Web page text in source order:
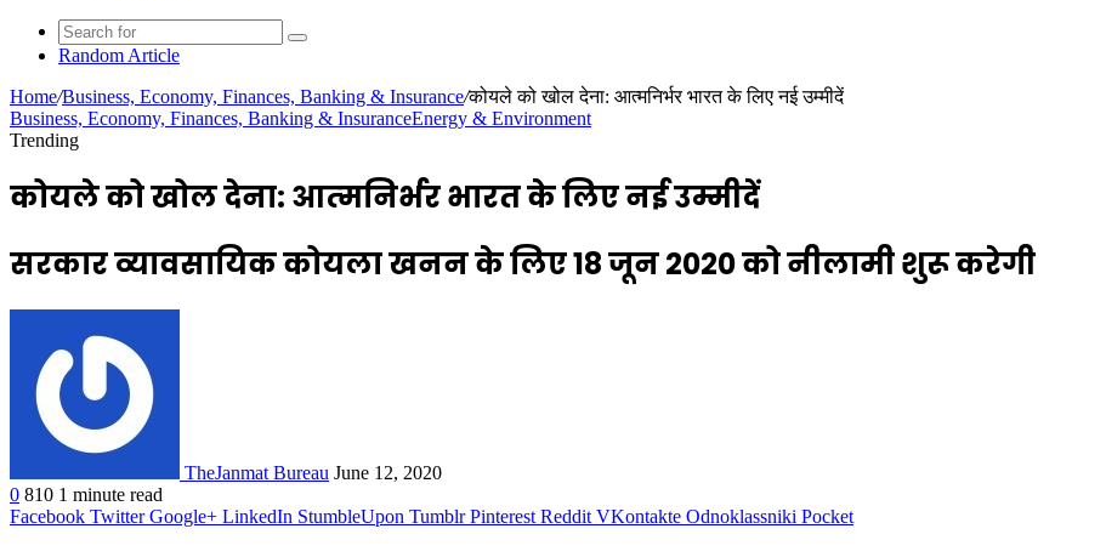
Random Article
Home/Business, Economy, Finances, Banking & Insurance/कोयले को खोल देना: आत्‍मनिर्भर भारत के लिए नई उम्‍मीदें
Business, Economy, Finances, Banking & InsuranceEnergy & Environment
Trending
कोयले को खोल देना: आत्‍मनिर्भर भारत के लिए नई उम्‍मीदें
सरकार व्‍यावसायिक कोयला खनन के लिए 18 जून 2020 को नीलामी शुरू करेगी
TheJanmat Bureau June 12, 2020
0 810 1 minute read
Facebook Twitter Google+ LinkedIn StumbleUpon Tumblr Pinterest Reddit VKontakte Odnoklassniki Pocket